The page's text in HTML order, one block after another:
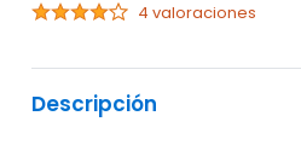
4 valoraciones
Descripción